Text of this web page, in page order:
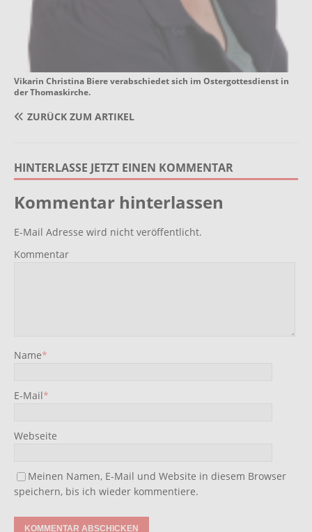
Vikarin Christina Biere verabschiedet sich im Ostergottesdienst in
der Thomaskirche.
ZURÜCK ZUM ARTIKEL
HINTERLASSE JETZT EINEN KOMMENTAR
Kommentar hinterlassen
E-Mail Adresse wird nicht veröffentlicht.
Kommentar
Name*
E-Mail*
Webseite
Meinen Namen, E-Mail und Website in diesem Browser
speichern, bis ich wieder kommentiere.